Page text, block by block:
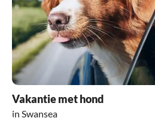
Vakantie met hond
in Swansea